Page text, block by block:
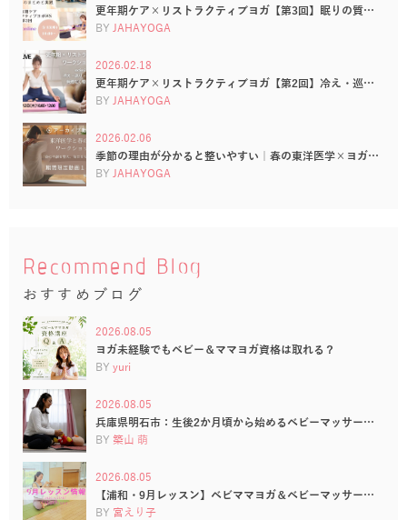
更年期ケア×リストラクティブヨガ【第3回】眠りの質…
BY JAHAYOGA
2026.02.18
更年期ケア×リストラクティブヨガ【第2回】冷え・巡…
BY JAHAYOGA
2026.02.06
季節の理由が分かると整いやすい｜春の東洋医学×ヨガ…
BY JAHAYOGA
Recommend Blog
おすすめブログ
2026.08.05
ヨガ未経験でもベビー＆ママヨガ資格は取れる？
BY yuri
2026.08.05
兵庫県明石市：生後2か月頃から始めるベビーマッサー…
BY 築山 萌
2026.08.05
【浦和・9月レッスン】ベビママヨガ＆ベビーマッサー…
BY 宮えり子